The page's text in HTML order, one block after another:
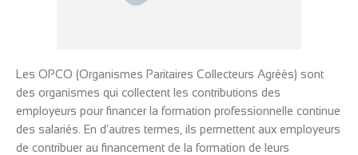
Les OPCO (Organismes Paritaires Collecteurs Agréés) sont
des organismes qui collectent les contributions des
employeurs pour financer la formation professionnelle continue
des salariés. En d’autres termes, ils permettent aux employeurs
de contribuer au financement de la formation de leurs